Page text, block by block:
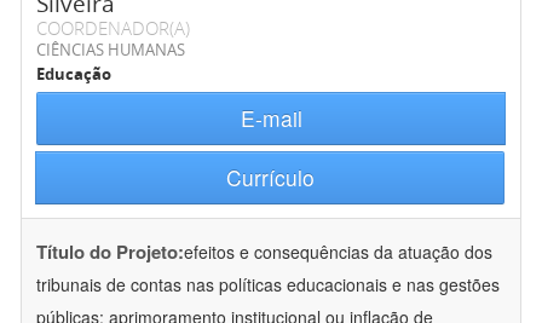
COORDENADOR(A)
CIÊNCIAS HUMANAS
Educação
E-mail
Currículo
Título do Projeto:efeitos e consequências da atuação dos
tribunais de contas nas políticas educacionais e nas gestões
públicas: aprimoramento institucional ou inflação de